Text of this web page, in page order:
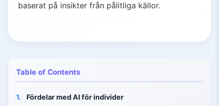
baserat på insikter från pålitliga källor.
Table of Contents
1. Fördelar med AI för individer